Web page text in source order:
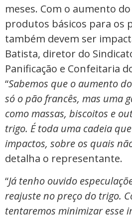
meses. Com o aumento
produtos básicos para os
também devem ser
Batista, diretor do
Panificação e Confeitaria
“Sabemos que o aumento
só o pão francês, mas uma
como massas, biscoitos e
trigo. É toda uma cadeia
impactos, sobre os quais
detalha o representante.
“Já tenho ouvido
reajuste no preço do trigo.
tentaremos minimizar esse